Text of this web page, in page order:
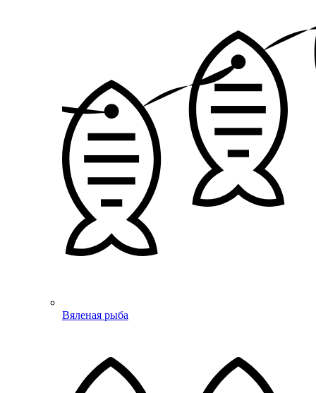
Вяленая рыба